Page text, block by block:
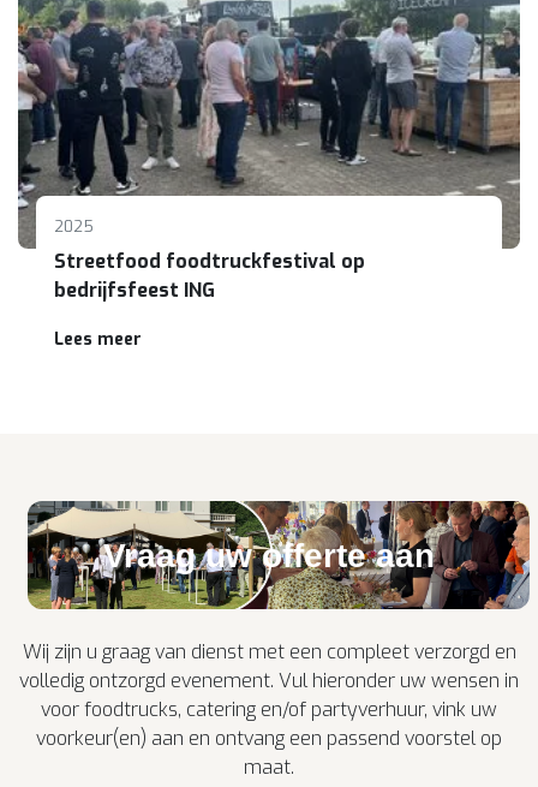
2025
Streetfood foodtruckfestival op
bedrijfsfeest ING
Lees meer
Vraag uw offerte aan
Wij zijn u graag van dienst met een compleet verzorgd en
volledig ontzorgd evenement. Vul hieronder uw wensen in
voor foodtrucks, catering en/of partyverhuur, vink uw
voorkeur(en) aan en ontvang een passend voorstel op
maat.